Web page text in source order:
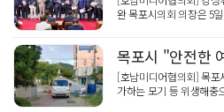
완 목포시의회 의장은 5
[호남미디어협의회] 목포
가하는 모기 등 위생해충